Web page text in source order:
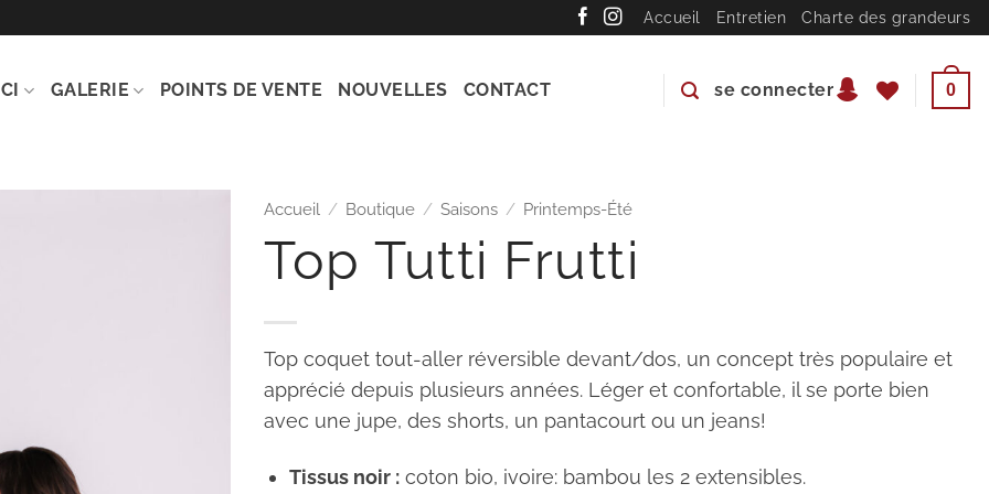
Accueil Entretien Charte des grandeurs
GALERIE POINTS DE VENTE NOUVELLES CONTACT se connecter 0
Accueil / Boutique / Saisons / Printemps-Été
Top Tutti Frutti
Top coquet tout-aller réversible devant/dos, un concept très populaire et
apprécié depuis plusieurs années. Léger et confortable, il se porte bien
avec une jupe, des shorts, un pantacourt ou un jeans!
Tissus noir :coton bio, ivoire: bambou les 2 extensibles.